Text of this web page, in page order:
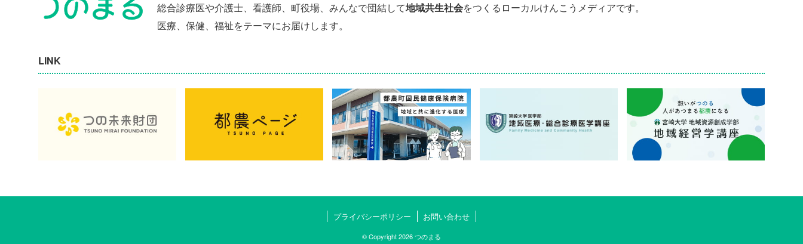
総合診療医や介護士、看護師、町役場、みんなで団結して地域共生社会をつくるローカルけんこうメディアです。
医療、保健、福祉をテーマにお届けします。
LINK
プライバシーポリシー お問い合わせ
© Copyright 2026 つのまる